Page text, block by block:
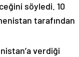
söyledi. 10
tarafından
verdiği